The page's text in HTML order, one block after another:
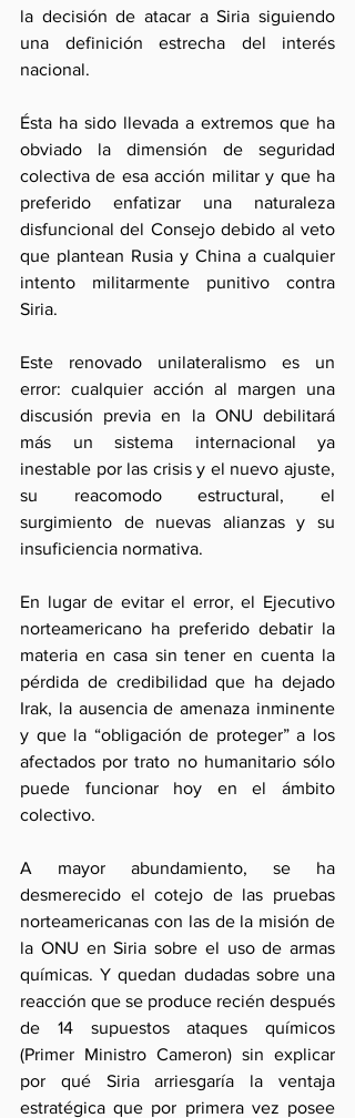
la decisión de atacar a Siria siguiendo
una definición estrecha del interés
nacional.
Ésta ha sido llevada a extremos que ha
obviado la dimensión de seguridad
colectiva de esa acción militar y que ha
preferido enfatizar una naturaleza
disfuncional del Consejo debido al veto
que plantean Rusia y China a cualquier
intento militarmente punitivo contra
Siria.
Este renovado unilateralismo es un
error: cualquier acción al margen una
discusión previa en la ONU debilitará
más un sistema internacional ya
inestable por las crisis y el nuevo ajuste,
su reacomodo estructural, el
surgimiento de nuevas alianzas y su
insuficiencia normativa.
En lugar de evitar el error, el Ejecutivo
norteamericano ha preferido debatir la
materia en casa sin tener en cuenta la
pérdida de credibilidad que ha dejado
Irak, la ausencia de amenaza inminente
y que la “obligación de proteger” a los
afectados por trato no humanitario sólo
puede funcionar hoy en el ámbito
colectivo.
A mayor abundamiento, se ha
desmerecido el cotejo de las pruebas
norteamericanas con las de la misión de
la ONU en Siria sobre el uso de armas
químicas. Y quedan dudadas sobre una
reacción que se produce recién después
de 14 supuestos ataques químicos
(Primer Ministro Cameron) sin explicar
por qué Siria arriesgaría la ventaja
estratégica que por primera vez posee